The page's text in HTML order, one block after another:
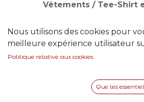
Vêtements / Tee-Shirt
Nous utilisons des cookies pour
meilleure expérience utilisateur
Politique relative aux cookies
Que les